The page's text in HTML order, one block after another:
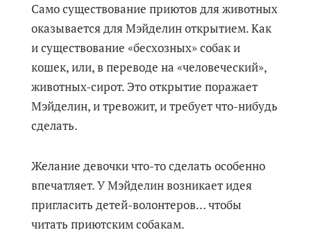
Само существование приютов для животных
оказывается для Мэйделин открытием. Как
и существование «бесхозных» собак и
кошек, или, в переводе на «человеческий»,
животных-сирот. Это открытие поражает
Мэйделин, и тревожит, и требует что-нибудь
сделать.
Желание девочки что-то сделать особенно
впечатляет. У Мэйделин возникает идея
пригласить детей-волонтеров… чтобы
читать приютским собакам.